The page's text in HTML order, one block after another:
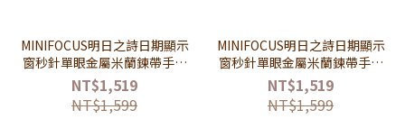
MINIFOCUS明日之詩日期顯示
窗秒針單眼金屬米蘭鍊帶手錶
【WMF0303】-黑面玫金帶
NT$1,519
NT$1,599
MINIFOCUS明日之詩日期顯示
窗秒針單眼金屬米蘭鍊帶手錶
【WMF0303】-藍面藍帶
NT$1,519
NT$1,599